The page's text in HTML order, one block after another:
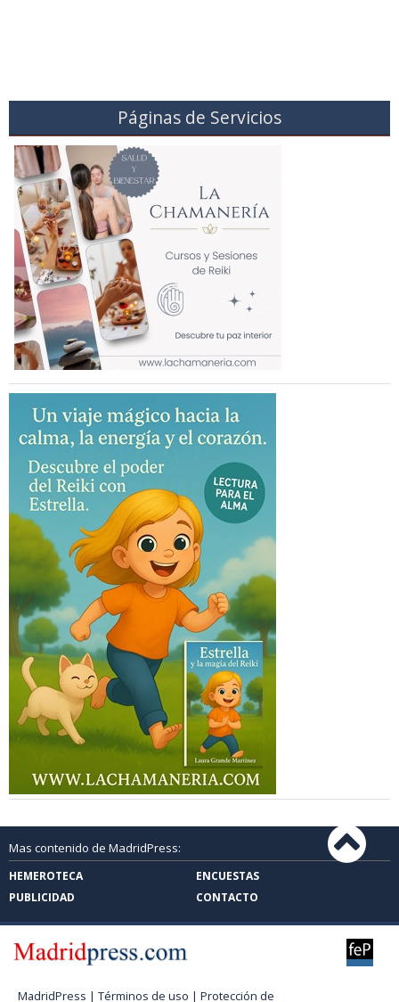
Páginas de Servicios
Mas contenido de MadridPress:
HEMEROTECA
ENCUESTAS
PUBLICIDAD
CONTACTO
MadridPress | Términos de uso | Protección de